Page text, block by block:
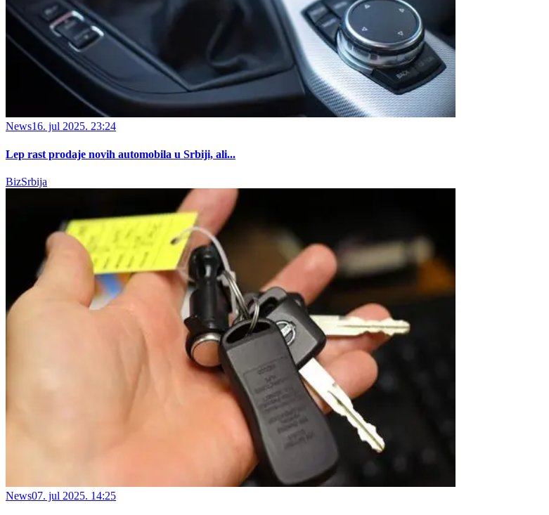
News16. jul 2025. 23:24
Lep rast prodaje novih automobila u Srbiji, ali...
BizSrbija
News07. jul 2025. 14:25